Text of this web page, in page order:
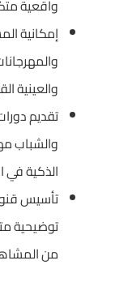
واقعية
إمكانية
والعينية
تقديم
والشباب
الذكية في
تأسيس
توضيحية
من